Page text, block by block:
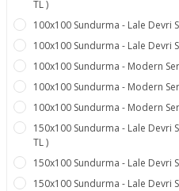
TL )
100x100 Sundurma - Lale Devri
100x100 Sundurma - Lale Devri
100x100 Sundurma - Modern
100x100 Sundurma - Modern
100x100 Sundurma - Modern
150x100 Sundurma - Lale Devri
TL )
150x100 Sundurma - Lale Devri
150x100 Sundurma - Lale Devri